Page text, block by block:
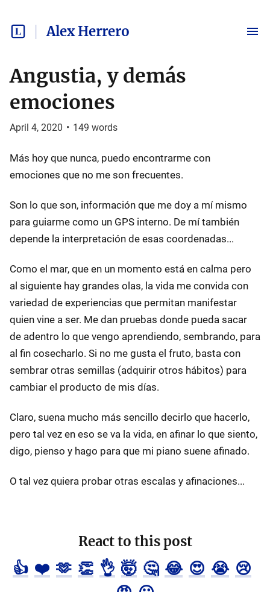
Alex Herrero
Angustia, y demás
emociones
April 4, 2020 • 149 words
Más hoy que nunca, puedo encontrarme con
emociones que no me son frecuentes.
Son lo que son, información que me doy a mí mismo
para guiarme como un GPS interno. De mí también
depende la interpretación de esas coordenadas...
Como el mar, que en un momento está en calma pero
al siguiente hay grandes olas, la vida me convida con
variedad de experiencias que permitan manifestar
quien vine a ser. Me dan pruebas donde pueda sacar
de adentro lo que vengo aprendiendo, sembrando, para
al fin cosecharlo. Si no me gusta el fruto, basta con
sembrar otras semillas (adquirir otros hábitos) para
cambiar el producto de mis días.
Claro, suena mucho más sencillo decirlo que hacerlo,
pero tal vez en eso se va la vida, en afinar lo que siento,
digo, pienso y hago para que mi piano suene afinado.
O tal vez quiera probar otras escalas y afinaciones...
React to this post
👍 ❤️ 🫶 👏 👌 🤯 🤔 😂 😍 😭 😢